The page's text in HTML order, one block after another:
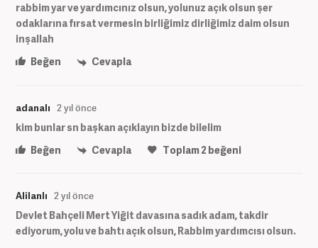
rabbim yar ve yardımcınız olsun, yolunuz açık olsun şer
odaklarına fırsat vermesin birliğimiz dirliğimiz daim olsun
inşallah
Beğen
Cevapla
adanalı 2 yıl önce
kim bunlar sn başkan açıklayın bizde bilelim
Beğen
Cevapla Toplam2 beğeni
Alilanlı 2 yıl önce
Devlet Bahçeli Mert Yiğit davasına sadık adam, takdir
ediyorum, yolu ve bahtı açık olsun, Rabbim yardımcısı olsun.